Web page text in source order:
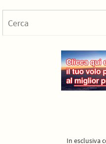
In esclusiva